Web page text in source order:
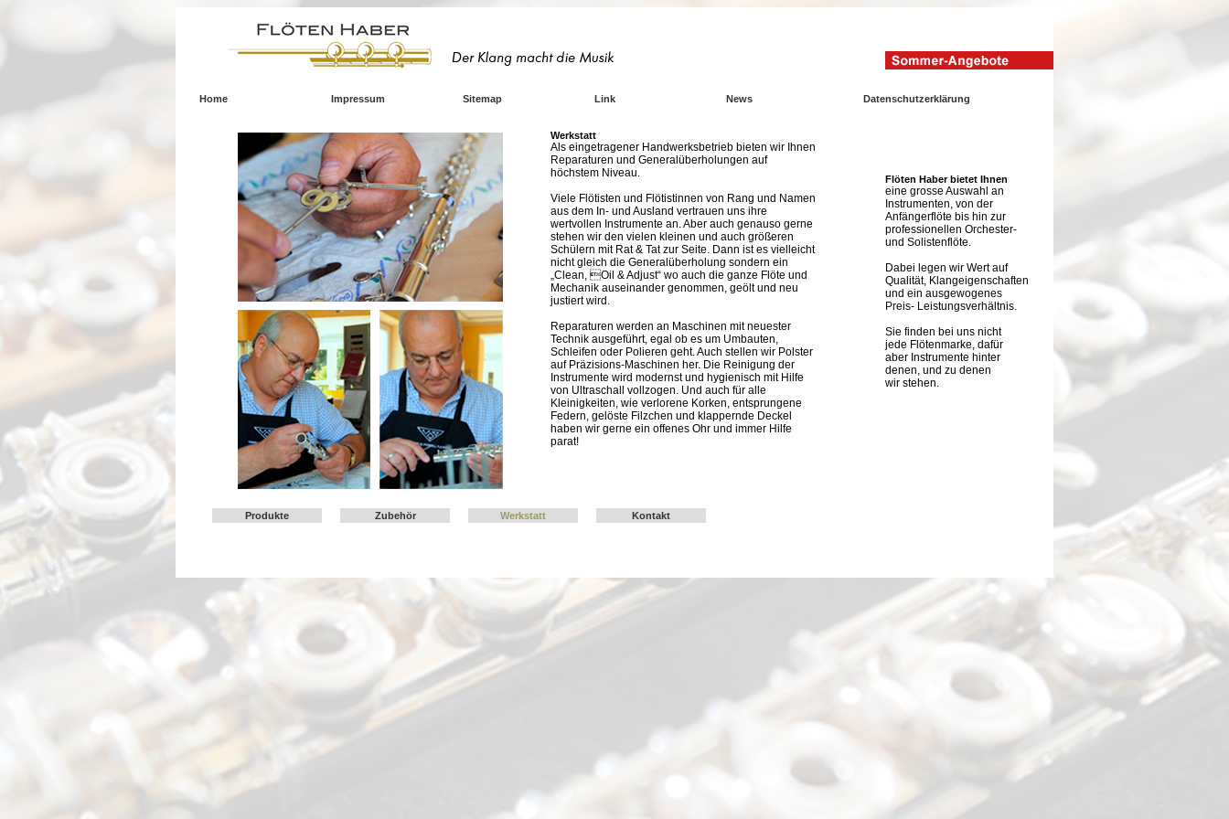
Home Impressum Sitemap Link News Datenschutzerklärung
Werkstatt
Als eingetragener Handwerksbetrieb bieten wir Ihnen
Reparaturen und Generalüberholungen auf
höchstem Niveau.
Viele Flötisten und Flötistinnen von Rang und Namen
aus dem In- und Ausland vertrauen uns ihre
wertvollen Instrumente an. Aber auch genauso gerne
stehen wir den vielen kleinen und auch größeren
Schülern mit Rat & Tat zur Seite. Dann ist es vielleicht
nicht gleich die Generalüberholung sondern ein
„Clean, Oil & Adjust“ wo auch die ganze Flöte und
Mechanik auseinander genommen, geölt und neu
justiert wird.
Reparaturen werden an Maschinen mit neuester
Technik ausgeführt, egal ob es um Umbauten,
Schleifen oder Polieren geht. Auch stellen wir Polster
auf Präzisions-Maschinen her. Die Reinigung der
Instrumente wird modernst und hygienisch mit Hilfe
von Ultraschall vollzogen. Und auch für alle
Kleinigkeiten, wie verlorene Korken, entsprungene
Federn, gelöste Filzchen und klappernde Deckel
haben wir gerne ein offenes Ohr und immer Hilfe
parat!
Flöten Haber bietet Ihnen
eine grosse Auswahl an
Instrumenten, von der
Anfängerflöte bis hin zur
professionellen Orchester-
und Solistenflöte.
Dabei legen wir Wert auf
Qualität, Klangeigenschaften
und ein ausgewogenes
Preis- Leistungsverhältnis.
Sie finden bei uns nicht
jede Flötenmarke, dafür
aber Instrumente hinter
denen, und zu denen
wir stehen.
Produkte Zubehör Werkstatt Kontakt